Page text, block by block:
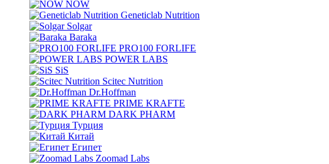
NOW
Geneticlab Nutrition
Solgar
Baraka
PRO100 FORLIFE
POWER LABS
SiS
Scitec Nutrition
Dr.Hoffman
PRIME KRAFTE
DARK PHARM
Турция
Китай
Египет
Zoomad Labs